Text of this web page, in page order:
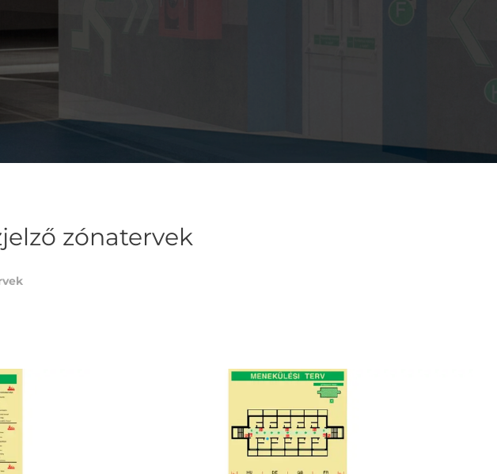
zónatervek